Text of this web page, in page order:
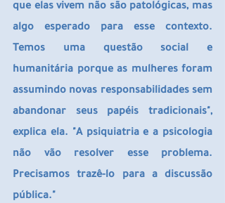
que elas vivem não são patológicas, mas
algo esperado para esse contexto.
Temos uma questão social e
humanitária porque as mulheres foram
assumindo novas responsabilidades sem
abandonar seus papéis tradicionais",
explica ela. "A psiquiatria e a psicologia
não vão resolver esse problema.
Precisamos trazê-lo para a discussão
pública."